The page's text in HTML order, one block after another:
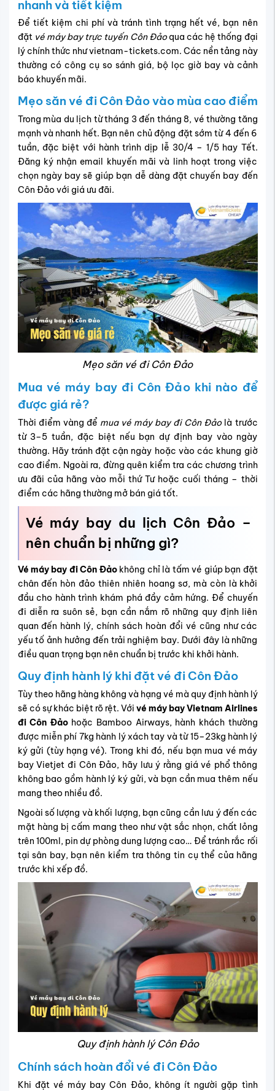
nhanh và tiết kiệm
Để tiết kiệm chi phí và tránh tình trạng hết vé, bạn nên
đặt vé máy bay trực tuyến Côn Đảoqua các hệ thống đại
lý chính thức như vietnam-tickets.com. Các nền tảng này
thường có công cụ so sánh giá, bộ lọc giờ bay và cảnh
báo khuyến mãi.
Mẹo săn vé đi Côn Đảo vào mùa cao điểm
Trong mùa du lịch từ tháng 3 đến tháng 8, vé thường tăng
mạnh và nhanh hết. Bạn nên chủ động đặt sớm từ 4 đến 6
tuần, đặc biệt với hành trình dịp lễ 30/4 – 1/5 hay Tết.
Đăng ký nhận email khuyến mãi và linh hoạt trong việc
chọn ngày bay sẽ giúp bạn dễ dàng đặt chuyến bay đến
Côn Đảo với giá ưu đãi.
Mẹo săn vé đi Côn Đảo
Mua vé máy bay đi Côn Đảo khi nào để
được giá rẻ?
Thời điểm vàng để mua vé máy bay đi Côn Đảolà trước
từ 3–5 tuần, đặc biệt nếu bạn dự định bay vào ngày
thường. Hãy tránh đặt cận ngày hoặc vào các khung giờ
cao điểm. Ngoài ra, đừng quên kiểm tra các chương trình
ưu đãi của hãng vào mỗi thứ Tư hoặc cuối tháng – thời
điểm các hãng thường mở bán giá tốt.
Vé máy bay du lịch Côn Đảo –
nên chuẩn bị những gì?
Vé máy bay đi Côn Đảokhông chỉ là tấm vé giúp bạn đặt
chân đến hòn đảo thiên nhiên hoang sơ, mà còn là khởi
đầu cho hành trình khám phá đầy cảm hứng. Để chuyến
đi diễn ra suôn sẻ, bạn cần nắm rõ những quy định liên
quan đến hành lý, chính sách hoàn đổi vé cũng như các
yếu tố ảnh hưởng đến trải nghiệm bay. Dưới đây là những
điều quan trọng bạn nên chuẩn bị trước khi khởi hành.
Quy định hành lý khi đặt vé đi Côn Đảo
Tùy theo hãng hàng không và hạng vé mà quy định hành lý
sẽ có sự khác biệt rõ rệt. Với vé máy bay Vietnam Airlines
đi Côn Đảohoặc Bamboo Airways, hành khách thường
được miễn phí 7kg hành lý xách tay và từ 15–23kg hành lý
ký gửi (tùy hạng vé). Trong khi đó, nếu bạn mua vé máy
bay Vietjet đi Côn Đảo, hãy lưu ý rằng giá vé phổ thông
không bao gồm hành lý ký gửi, và bạn cần mua thêm nếu
mang theo nhiều đồ.
Ngoài số lượng và khối lượng, bạn cũng cần lưu ý đến các
mặt hàng bị cấm mang theo như vật sắc nhọn, chất lỏng
trên 100ml, pin dự phòng dung lượng cao… Để tránh rắc rối
tại sân bay, bạn nên kiểm tra thông tin cụ thể của hãng
trước khi xếp đồ.
Quy định hành lý Côn Đảo
Chính sách hoàn đổi vé đi Côn Đảo
Khi đặt vé máy bay Côn Đảo, không ít người gặp tình